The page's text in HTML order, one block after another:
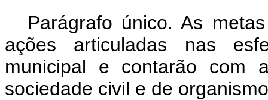
Parágrafo único. As
ações articuladas nas
municipal e contarão com
sociedade civil e de